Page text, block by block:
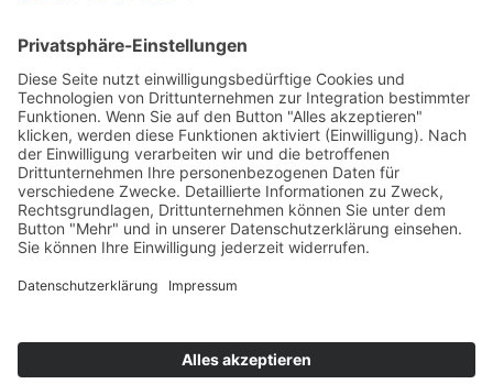
Öffnungszeiten
So - Do
08:00 - 01:00
Fr - Sa
08:00 - 02:00
Feiertage
08:00 - 01:00
2026 Antep Sofrası |Impressum